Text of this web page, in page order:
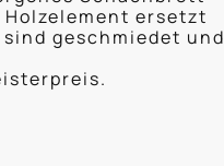
ersetzt
geschmiedet und